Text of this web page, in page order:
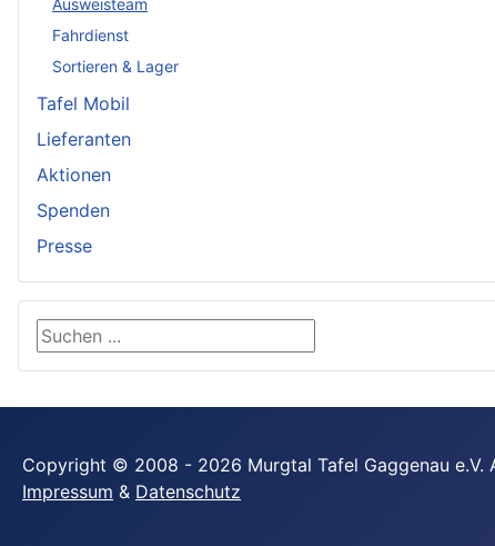
Ausweisteam
Fahrdienst
Sortieren & Lager
Tafel Mobil
Lieferanten
Aktionen
Spenden
Presse
Suchen ...
Copyright © 2008 - 2026 Murgtal Tafel Gaggenau e.V.
Impressum & Datenschutz